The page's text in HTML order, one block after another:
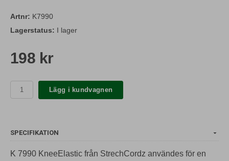
Artnr: K7990
Lagerstatus: I lager
198 kr
Lägg i kundvagnen
SPECIFIKATION
K 7990 KneeElastic från StrechCordz användes för en